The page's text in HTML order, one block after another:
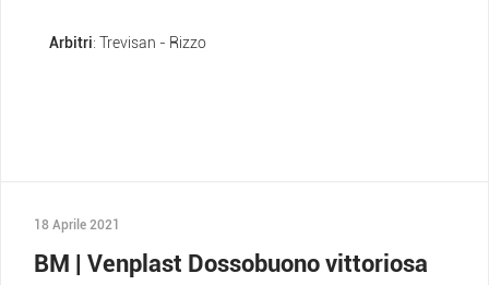
Arbitri: Trevisan - Rizzo
18 Aprile 2021
BM | Venplast Dossobuono vittoriosa